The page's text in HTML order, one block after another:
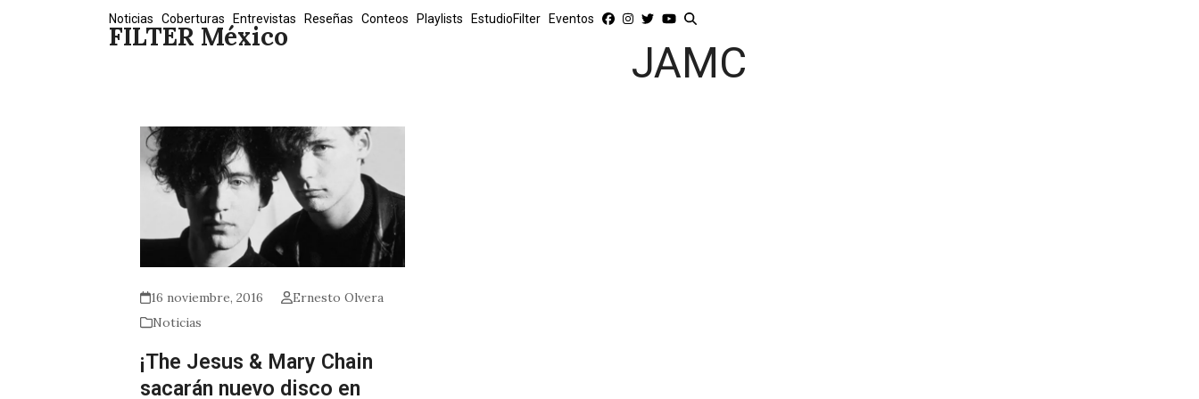
FILTER México
Noticias Coberturas Entrevistas Reseñas Conteos Playlists EstudioFilter Eventos
JAMC
16 noviembre, 2016
Ernesto Olvera
Noticias
¡The Jesus & Mary Chain
sacarán nuevo disco en